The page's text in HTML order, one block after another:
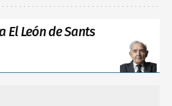
El León de Sants